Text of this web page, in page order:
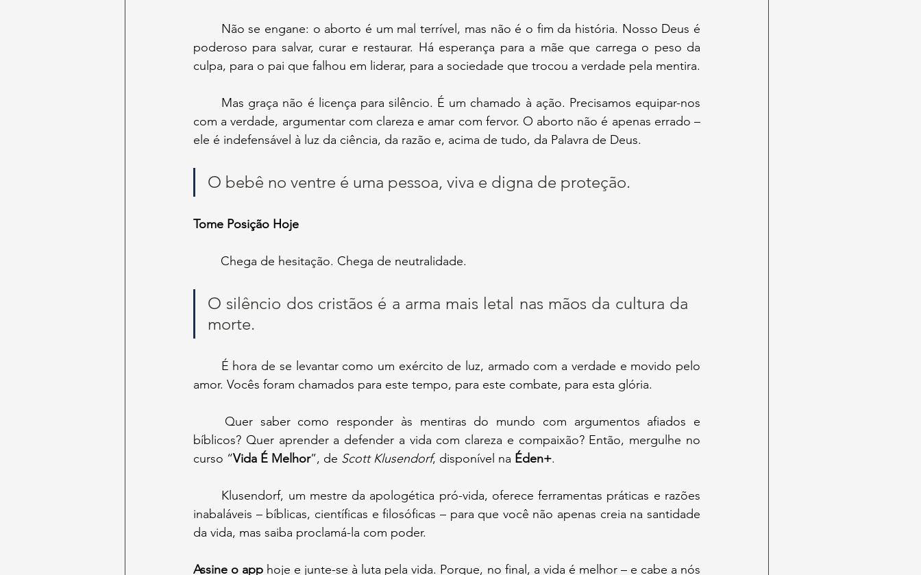
poderoso para salvar, curar e restaurar. Há esperança para a mãe que carrega o peso da
culpa, para o pai que falhou em liderar, para a sociedade que trocou a verdade pela mentira.
com a verdade, argumentar com clareza e amar com fervor. O aborto não é apenas errado –
ele é indefensável à luz da ciência, da razão e, acima de tudo, da Palavra de Deus.
O bebê no ventre é uma pessoa, viva e digna de proteção.
Tome Posição Hoje
	Chega de hesitação. Chega de neutralidade.
O silêncio dos cristãos é a arma mais letal nas mãos da cultura da
morte.
amor. Vocês foram chamados para este tempo, para este combate, para esta glória.
curso “Vida É Melhor”, de Scott Klusendorf, disponível na Éden+.
inabaláveis – bíblicas, científicas e filosóficas – para que você não apenas creia na santidade
da vida, mas saiba proclamá-la com poder.
Assine o app hoje e junte-se à luta pela vida. Porque, no final, a vida é melhor – e cabe a nós